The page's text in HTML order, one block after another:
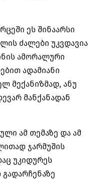
ეს შინაარსი
ძალები უკვდავია
ამორალური
ადამიანი
მექანიზმად, ანუ
მანქანადან
ამ თემაზე და ამ
ჯარმუშის
უკიდურეს